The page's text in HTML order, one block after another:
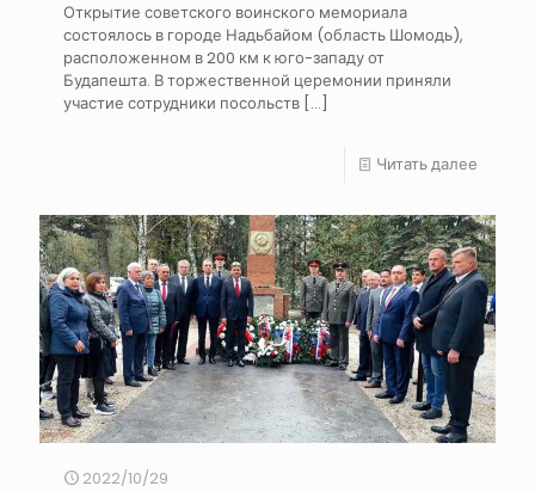
Открытие советского воинского мемориала
состоялось в городе Надьбайом (область Шомодь),
расположенном в 200 км к юго-западу от
Будапешта. В торжественной церемонии приняли
участие сотрудники посольств […]
Читать далее
2022/10/29